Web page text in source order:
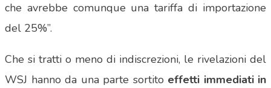
che avrebbe comunque una tariffa di importazione
del 25%”.
Che si tratti o meno di indiscrezioni, le rivelazioni del
WSJ hanno da una parte sortito effetti immediati in